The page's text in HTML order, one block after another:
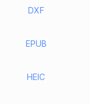
DXF
EPUB
HEIC